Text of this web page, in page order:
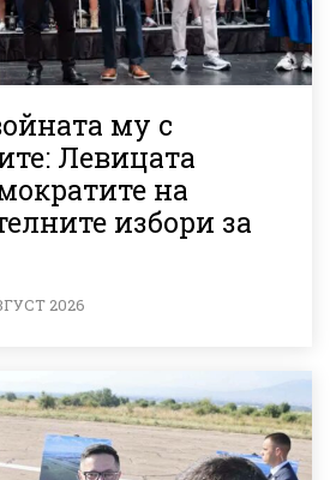
му с
Левицата
на
избори за
2026